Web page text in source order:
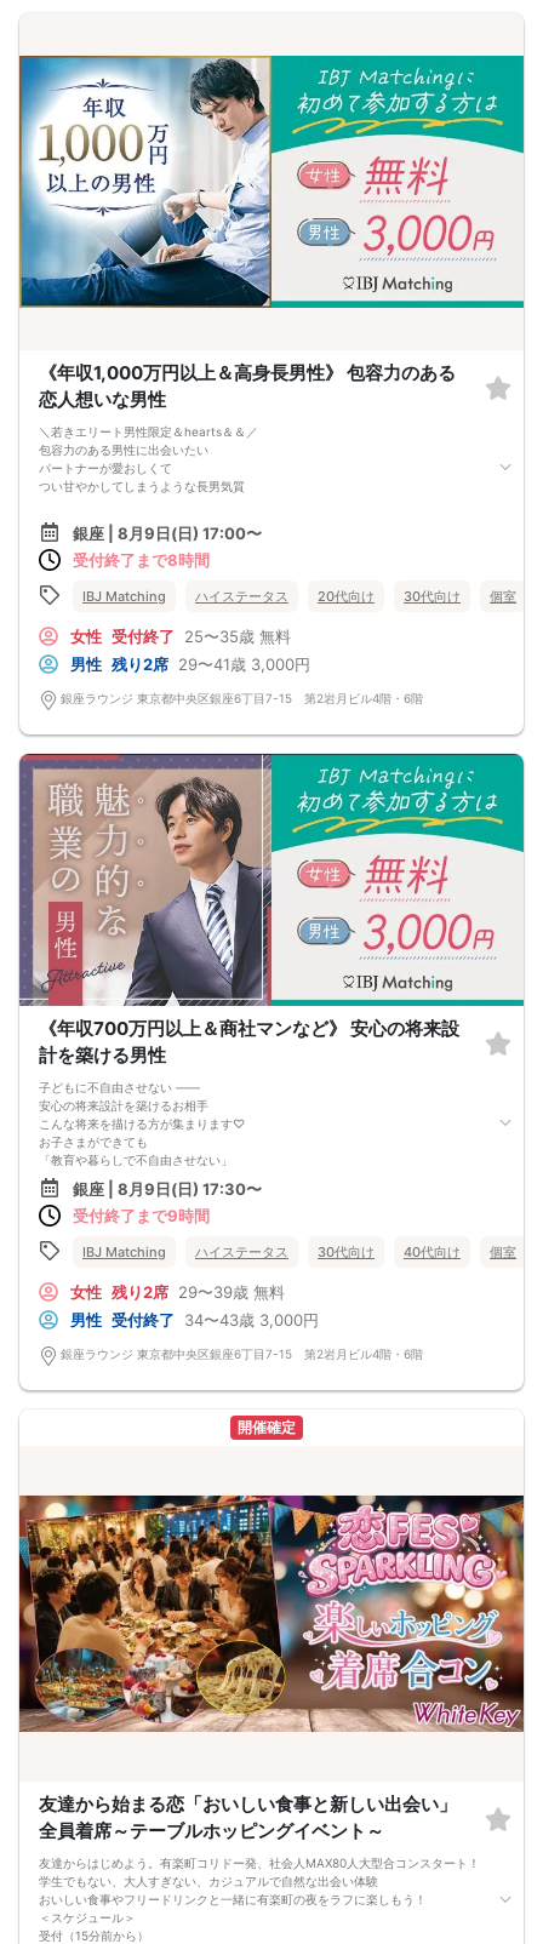
※トークタイムは1回のみです。
・第一印象カード回収・返却
※お話しやすかった方のチェックはトークタイム中にお願い致します。
↓
・リクエストカード記入
カップルを決める、最終投票カードです。
第一希望～第三希望までご記入頂けます。
↓
・カップリング
カップルになられた方は、パーティー終了後
お二人でのお時間をお過ごしくださいませ。
※本イベントの最少催行人数は男女各3名です。
※参加人数や会場の都合により、やむを得ず開催中止と判断する場合がございま
す。
当日の持ち物
・ご本人様確認書類（運転免許証・保険証など生年月日の記載がある公的な証明
書）を忘れずご持参ください。
※クレジットカードなどはご本人様確認書類になりませんのでご注意ください。
・お飲み物
※アルコール飲料はお控えください。
-------------------------------------------------------
-------------------------------------------------------
《年収1,000万円以上＆高身長男性》 包容力のある
恋人想いな男性
＼若きエリート男性限定＆hearts＆＆／
包容力のある男性に出会いたい
パートナーが愛おしくて
つい甘やかしてしまうような長男気質
愛嬌抜群の年下女性
・いつも笑顔で明るい性格
・彼に褒められたくて自分磨きを頑張っちゃう
銀座 | 8月9日(日) 17:00〜
受付終了まで8時間
IBJ Matching ハイステータス 20代向け 30代向け 個室
女性 受付終了 25〜35歳 無料
男性 残り2席 29〜41歳 3,000円
銀座ラウンジ 東京都中央区銀座6丁目7-15 第2岩月ビル4階・6階
《年収700万円以上＆商社マンなど》 安心の将来設
計を築ける男性
子どもに不自由させない ――
安心の将来設計を築けるお相手
こんな将来を描ける方が集まります♡
お子さまができても
「教育や暮らしで不自由させない」
安定した基盤があるからこそ、
「新婚旅行など2人の思い出も大切にできる」
そして ――
より安心で幸せな未来が築けるはず。
銀座 | 8月9日(日) 17:30〜
受付終了まで9時間
IBJ Matching ハイステータス 30代向け 40代向け 個室
女性 残り2席 29〜39歳 無料
男性 受付終了 34〜43歳 3,000円
銀座ラウンジ 東京都中央区銀座6丁目7-15 第2岩月ビル4階・6階
開催確定
友達から始まる恋「おいしい食事と新しい出会い」
全員着席～テーブルホッピングイベント～
友達からはじめよう。有楽町コリドー発、社会人MAX80人大型合コンスタート！
学生でもない、大人すぎない、カジュアルで自然な出会い体験
おいしい食事やフリードリンクと一緒に有楽町の夜をラフに楽しもう！
＜スケジュール＞
受付（15分前から）